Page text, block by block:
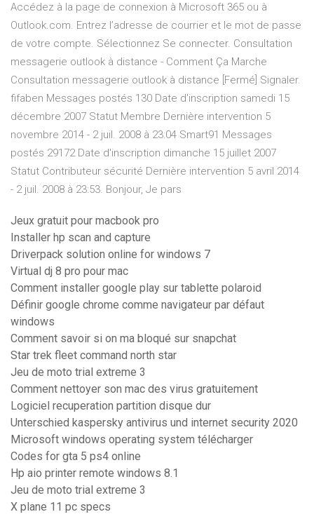
Accédez à la page de connexion à Microsoft 365 ou à
Outlook.com. Entrez l’adresse de courrier et le mot de passe
de votre compte. Sélectionnez Se connecter. Consultation
messagerie outlook à distance - Comment Ça Marche
Consultation messagerie outlook à distance [Fermé] Signaler.
fifaben Messages postés 130 Date d'inscription samedi 15
décembre 2007 Statut Membre Dernière intervention 5
novembre 2014 - 2 juil. 2008 à 23:04 Smart91 Messages
postés 29172 Date d'inscription dimanche 15 juillet 2007
Statut Contributeur sécurité Dernière intervention 5 avril 2014
- 2 juil. 2008 à 23:53. Bonjour, Je pars
Jeux gratuit pour macbook pro
Installer hp scan and capture
Driverpack solution online for windows 7
Virtual dj 8 pro pour mac
Comment installer google play sur tablette polaroid
Définir google chrome comme navigateur par défaut
windows
Comment savoir si on ma bloqué sur snapchat
Star trek fleet command north star
Jeu de moto trial extreme 3
Comment nettoyer son mac des virus gratuitement
Logiciel recuperation partition disque dur
Unterschied kaspersky antivirus und internet security 2020
Microsoft windows operating system télécharger
Codes for gta 5 ps4 online
Hp aio printer remote windows 8.1
Jeu de moto trial extreme 3
X plane 11 pc specs